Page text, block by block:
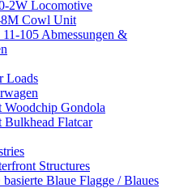
2W Locomotive
Cowl Unit
105 Abmessungen &
Loads
Woodchip Gondola
Bulkhead Flatcar
Structures
Blaue Flagge / Blaues